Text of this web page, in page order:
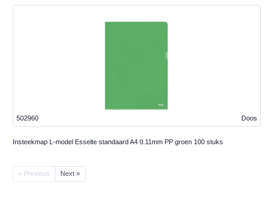
Doos
502960
Insteekmap L-model Esselte standaard A4 0.11mm PP groen 100 stuks
« Previous Next »